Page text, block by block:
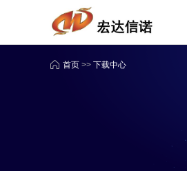
首页 >> 下载中心